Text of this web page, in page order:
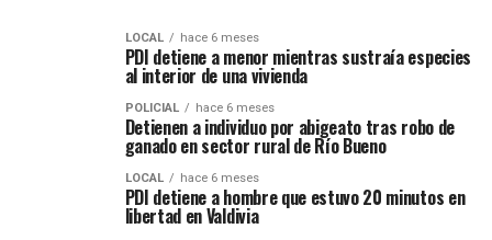
LOCAL hace 6 meses
PDI detiene a menor mientras sustraía especies
al interior de una vivienda
POLICIAL hace 6 meses
Detienen a individuo por abigeato tras robo de
ganado en sector rural de Río Bueno
LOCAL hace 6 meses
PDI detiene a hombre que estuvo 20 minutos en
libertad en Valdivia